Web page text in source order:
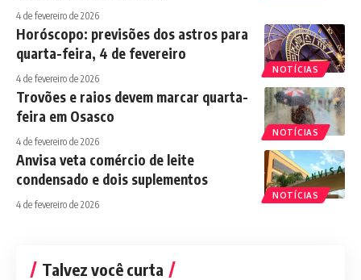
4 de fevereiro de 2026
NOTÍCIAS
Horóscopo: previsões dos astros para
quarta-feira, 4 de fevereiro
4 de fevereiro de 2026
NOTÍCIAS
Trovões e raios devem marcar quarta-
feira em Osasco
4 de fevereiro de 2026
NOTÍCIAS
Anvisa veta comércio de leite
condensado e dois suplementos
4 de fevereiro de 2026
Talvez você curta